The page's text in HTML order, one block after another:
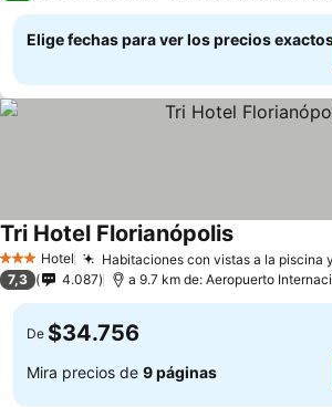
Elige fechas para ver los precios
3 Estrellas
Hotel Habitaciones con vistas a la piscina
Tri Hotel FlorianópolisVer precios
7,3 4.087 a 9.7 km de: Aeropuerto
De $34.756
Mira precios de 9 páginas